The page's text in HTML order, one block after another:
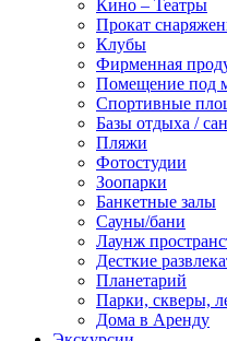
Кино – Театры
Прокат
Клубы
Фирменная
Помещение под
Спортивные
Базы отдыха /
Пляжи
Фотостудии
Зоопарки
Банкетные залы
Сауны/бани
Лаунж
Десткие
Планетарий
Парки, скверы,
Дома в Аренду